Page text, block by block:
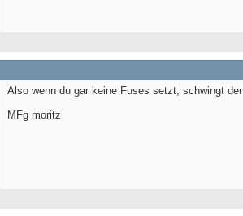
Also wenn du gar keine Fuses setzt, schwingt der
MFg moritz